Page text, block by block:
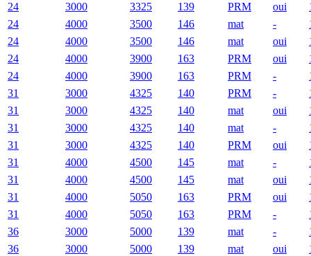
24
3000 3325 139 PRM oui
24
4000 3500 146 mat -
24
4000 3500 146 mat oui
24
4000 3900 163 PRM oui
24
4000 3900 163 PRM -
31
3000 4325 140 PRM -
31
3000 4325 140 mat oui
31
3000 4325 140 mat -
31
3000 4325 140 PRM oui
31
4000 4500 145 mat -
31
4000 4500 145 mat oui
31
4000 5050 163 PRM oui
31
4000 5050 163 PRM -
36
3000 5000 139 mat -
36
3000 5000 139 mat oui